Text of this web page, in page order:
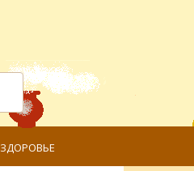
ЗДОРОВЬЕ